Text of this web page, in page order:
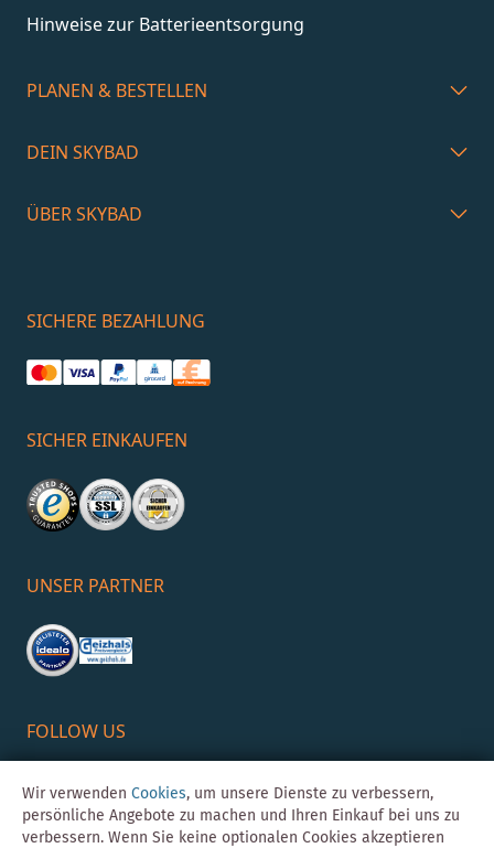
Hinweise zur Batterieentsorgung
PLANEN & BESTELLEN
DEIN SKYBAD
ÜBER SKYBAD
SICHERE BEZAHLUNG
SICHER EINKAUFEN
UNSER PARTNER
FOLLOW US
Wir verwenden Cookies, um unsere Dienste zu verbessern,
persönliche Angebote zu machen und Ihren Einkauf bei uns zu
verbessern. Wenn Sie keine optionalen Cookies akzeptieren